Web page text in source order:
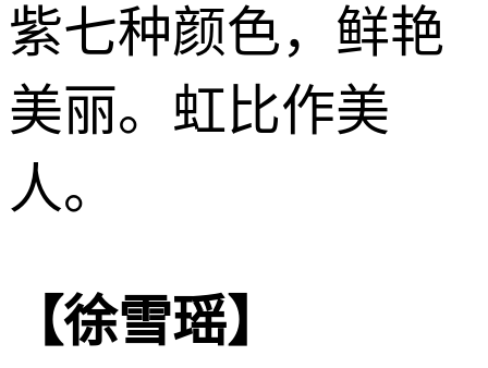
紫七种颜色，鲜艳
美丽。虹比作美
人。
【徐雪瑶】